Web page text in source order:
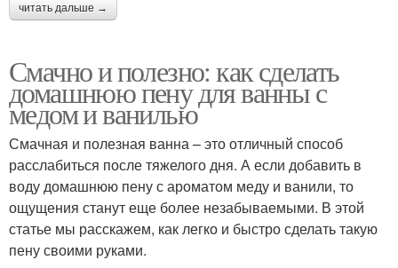
читать дальше →
Смачно и полезно: как сделать
домашнюю пену для ванны с
медом и ванилью
Смачная и полезная ванна – это отличный способ
расслабиться после тяжелого дня. А если добавить в
воду домашнюю пену с ароматом меду и ванили, то
ощущения станут еще более незабываемыми. В этой
статье мы расскажем, как легко и быстро сделать такую
пену своими руками.